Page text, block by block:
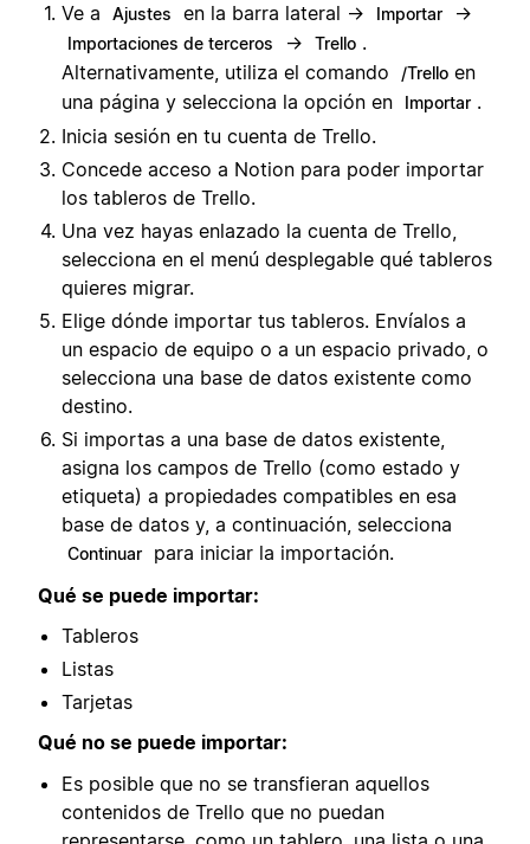
Ve a
Ajustes en la barra lateral → Importar →
Importaciones de terceros → Trello .
Alternativamente, utiliza el comando
/Trello en
una página y selecciona la opción en
Importar .
Inicia sesión en tu cuenta de Trello.
Concede acceso a Notion para poder importar
los tableros de Trello.
Una vez hayas enlazado la cuenta de Trello,
selecciona en el menú desplegable qué tableros
quieres migrar.
Elige dónde importar tus tableros. Envíalos a
un espacio de equipo o a un espacio privado, o
selecciona una base de datos existente como
destino.
Si importas a una base de datos existente,
asigna los campos de Trello (como estado y
etiqueta) a propiedades compatibles en esa
base de datos y, a continuación, selecciona
Continuar
para iniciar la importación.
Qué se puede importar:
Tableros
Listas
Tarjetas
Qué no se puede importar:
Es posible que no se transfieran aquellos
contenidos de Trello que no puedan